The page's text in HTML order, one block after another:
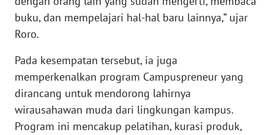
buku, dan mempelajari hal-hal baru lainnya,” ujar
Roro.
Pada kesempatan tersebut, ia juga
memperkenalkan program Campuspreneur yang
dirancang untuk mendorong lahirnya
wirausahawan muda dari lingkungan kampus.
Program ini mencakup pelatihan, kurasi produk,
WN
JAKARTA
JABAR
WN
BANTEN